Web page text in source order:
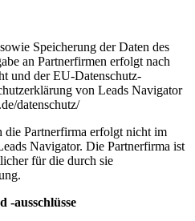
Speicherung der Daten des
an Partnerfirmen erfolgt nach
und der EU-Datenschutz-
von Leads Navigator
datenschutz/
die Partnerfirma erfolgt nicht im
Navigator. Die Partnerfirma ist
für die durch sie
-ausschlüsse